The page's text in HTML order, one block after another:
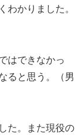
わかりました。
はできなかっ
ると思う。（男
た。また現役の